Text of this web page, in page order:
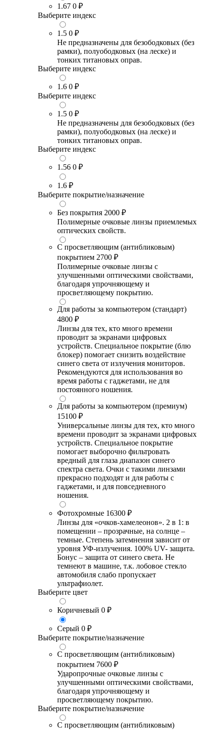
1.67 0 ₽
Выберите индекс
1.5 0 ₽
Не предназначены для безободковых (без
рамки), полуободковых (на леске) и
тонких титановых оправ.
Выберите индекс
1.6 0 ₽
Выберите индекс
1.5 0 ₽
Не предназначены для безободковых (без
рамки), полуободковых (на леске) и
тонких титановых оправ.
Выберите индекс
1.56 0 ₽
1.6 ₽
Выберите покрытие/назначение
Без покрытия 2000 ₽
Полимерные очковые линзы приемлемых
оптических свойств.
С просветляющим (антибликовым)
покрытием 2700 ₽
Полимерные очковые линзы с
улучшенными оптическими свойствами,
благодаря упрочняющему и
просветляющему покрытию.
Для работы за компьютером (стандарт)
4800 ₽
Линзы для тех, кто много времени
проводит за экранами цифровых
устройств. Специальное покрытие (блю
блокер) помогает снизить воздействие
синего света от излучения мониторов.
Рекомендуются для использования во
время работы с гаджетами, не для
постоянного ношения.
Для работы за компьютером (премиум)
15100 ₽
Универсальные линзы для тех, кто много
времени проводит за экранами цифровых
устройств. Специальное покрытие
помогает выборочно фильтровать
вредный для глаза диапазон синего
спектра света. Очки с такими линзами
прекрасно подходят и для работы с
гаджетами, и для повседневного
ношения.
Фотохромные 16300 ₽
Линзы для «очков-хамелеонов». 2 в 1: в
помещении – прозрачные, на солнце –
темные. Степень затемнения зависит от
уровня УФ-излучения. 100% UV- защита.
Бонус – защита от синего света. Не
темнеют в машине, т.к. лобовое стекло
автомобиля слабо пропускает
ультрафиолет.
Выберите цвет
Коричневый 0 ₽
Серый 0 ₽
Выберите покрытие/назначение
С просветляющим (антибликовым)
покрытием 7600 ₽
Ударопрочные очковые линзы с
улучшенными оптическими свойствами,
благодаря упрочняющему и
просветляющему покрытию.
Выберите покрытие/назначение
С просветляющим (антибликовым)